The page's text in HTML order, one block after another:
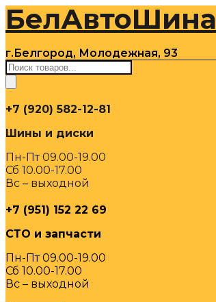
Перейти
содержимому
БелАвтоШина
г.Белгород, Молодежная, 93
Поиск
товаров
+7 (920) 582-12-81
Шины и диски
Пн-Пт 09.00-19.00
Сб 10.00-17.00
Вс – выходной
+7 (951) 152 22 69
СТО и запчасти
Пн-Пт 09.00-19.00
Сб 10.00-17.00
Вс – выходной